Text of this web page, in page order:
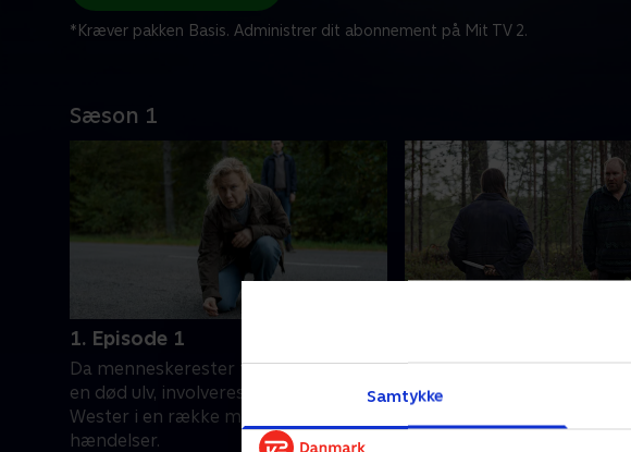
Samtykke
*Kræver pakken Basis. Administrer dit abonnement på Mit TV 2.
Sæson 1
1. Episode 1
Da menneskerester findes i maven på
en død ulv, involveres betjent Hannah
Wester i en række mærkelige
hændelser.
Ny information om den
skoven fører Hannah og